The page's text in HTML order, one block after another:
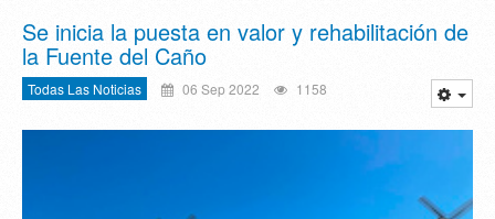
Se inicia la puesta en valor y rehabilitación de
la Fuente del Caño
Todas Las Noticias 06 Sep 2022 1158